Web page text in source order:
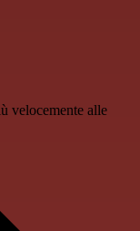
velocemente alle